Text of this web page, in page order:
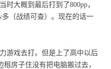
时大概到最后打到了800pp，
（战绩可查）。现在的话一
游戏去打。但是上了高中以后
房子住没有把电脑搬过去，